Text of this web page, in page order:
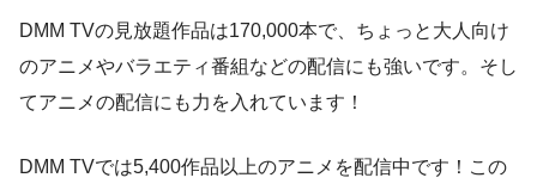
DMM TVの見放題作品は170,000本で、ちょっと大人向け
のアニメやバラエティ番組などの配信にも強いです。そし
てアニメの配信にも力を入れています！
DMM TVでは5,400作品以上のアニメを配信中です！この